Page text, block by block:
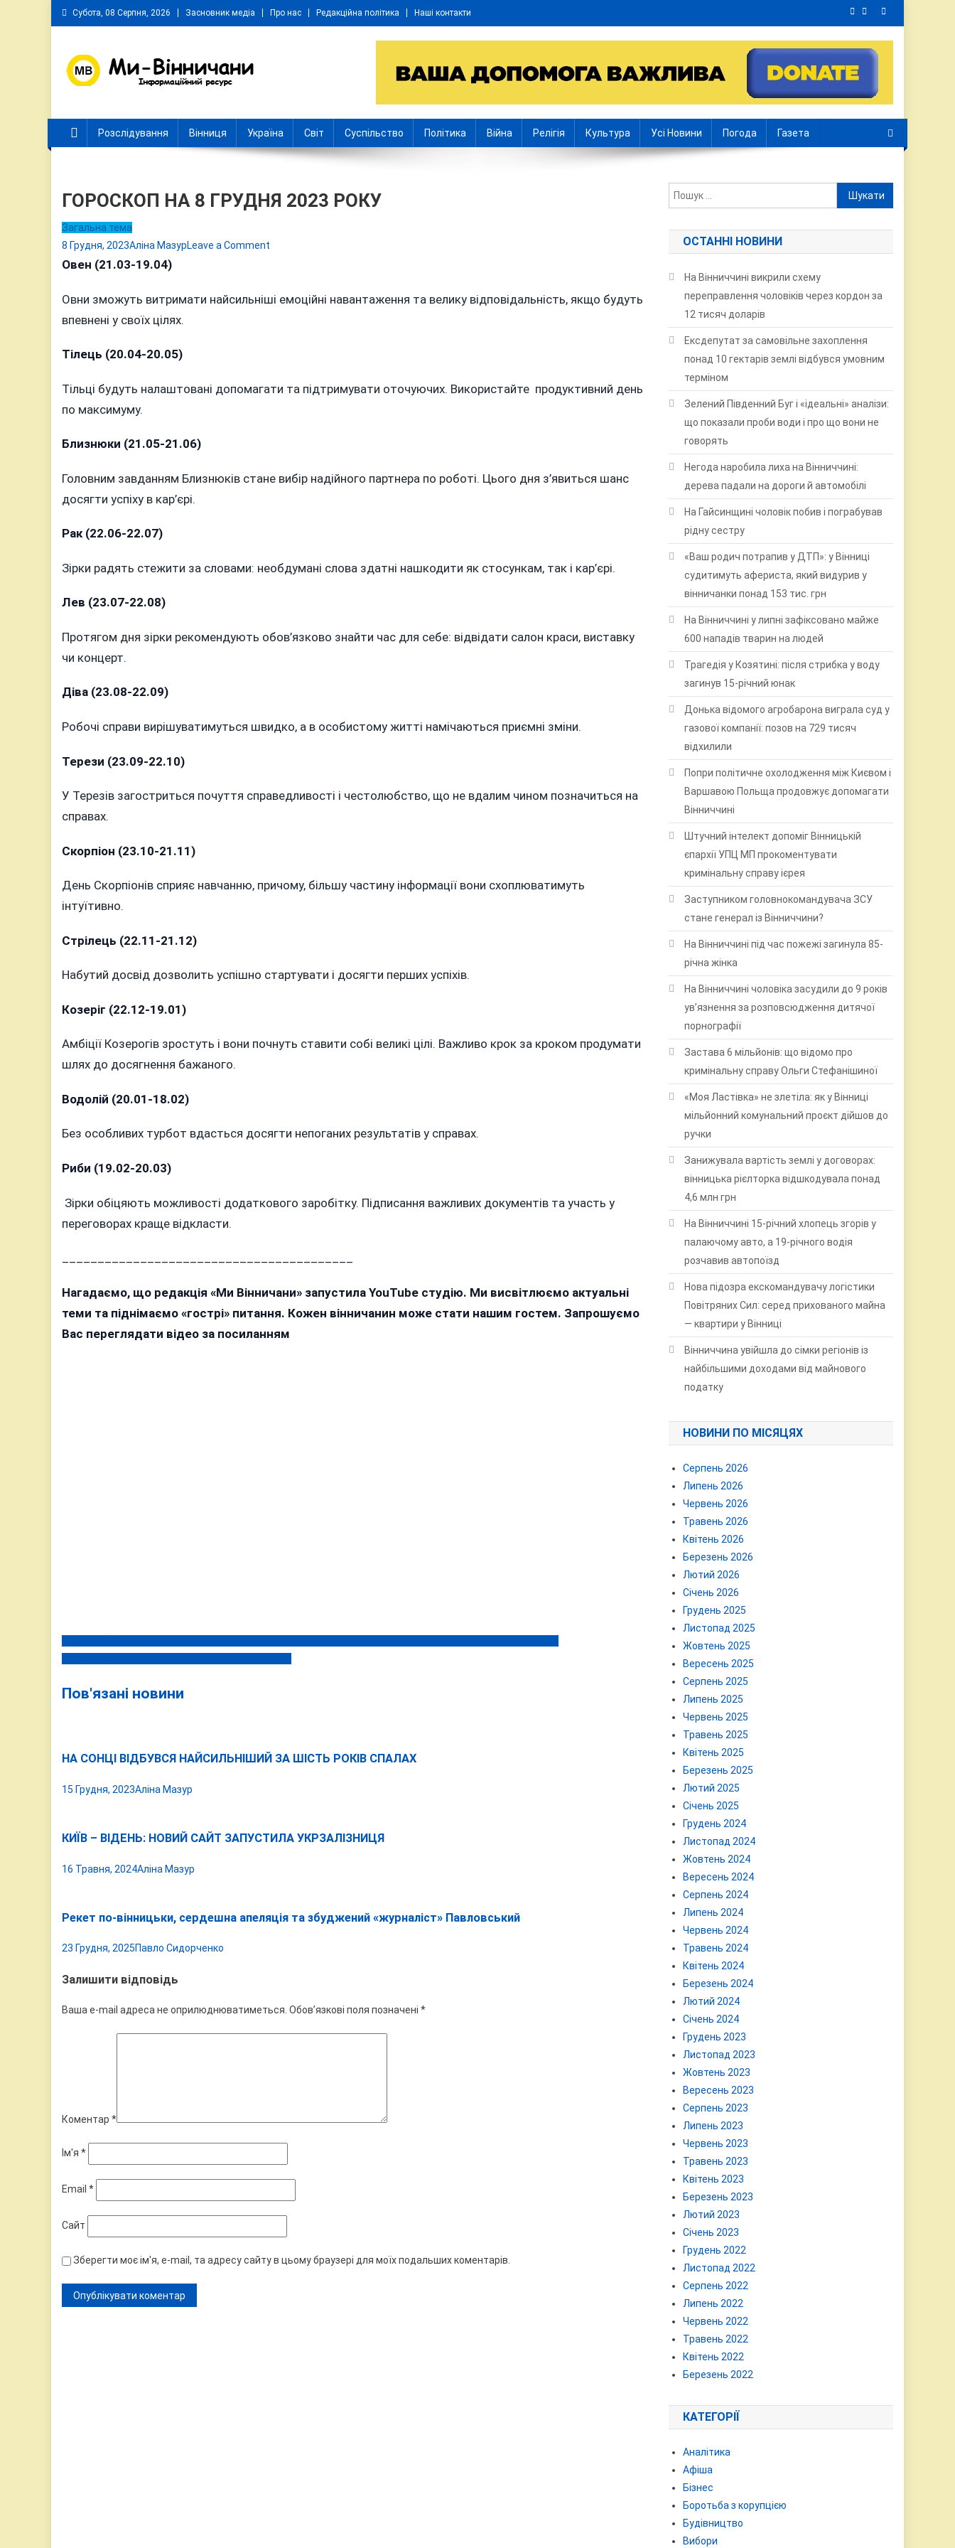
Skip
to
Субота, 08 Серпня, 2026 Засновник медіа Про нас Редакційна політика Наші контакти
Розслідування Вінниця Україна Світ Суспільство Політика Війна Релігія Культура Усі Новини Погода Газета
ГОРОСКОП НА 8 ГРУДНЯ 2023 РОКУ
Загальна тема
8 Грудня, 2023Аліна МазурLeave a Comment
8
Овен (21.03-19.04)
Овни зможуть витримати найсильніші емоційні навантаження та велику відповідальність, якщо будуть
впевнені у своїх цілях.
Тілець (20.04-20.05)
Тільці будуть налаштовані допомагати та підтримувати оточуючих. Використайте продуктивний день
по максимуму.
Близнюки (21.05-21.06)
Головним завданням Близнюків стане вибір надійного партнера по роботі. Цього дня з’явиться шанс
досягти успіху в кар’єрі.
Рак (22.06-22.07)
Зірки радять стежити за словами: необдумані слова здатні нашкодити як стосункам, так і кар’єрі.
Лев (23.07-22.08)
Протягом дня зірки рекомендують обов’язково знайти час для себе: відвідати салон краси, виставку
чи концерт.
Діва (23.08-22.09)
Робочі справи вирішуватимуться швидко, а в особистому житті намічаються приємні зміни.
Терези (23.09-22.10)
У Терезів загостриться почуття справедливості і честолюбство, що не вдалим чином позначиться на
справах.
Скорпіон (23.10-21.11)
День Скорпіонів сприяє навчанню, причому, більшу частину інформації вони схоплюватимуть
інтуїтивно.
Стрілець (22.11-21.12)
Набутий досвід дозволить успішно стартувати і досягти перших успіхів.
Козеріг (22.12-19.01)
Амбіції Козерогів зростуть і вони почнуть ставити собі великі цілі. Важливо крок за кроком продумати
шлях до досягнення бажаного.
Водолій (20.01-18.02)
Без особливих турбот вдасться досягти непоганих результатів у справах.
Риби (19.02-20.03)
Зірки обіцяють можливості додаткового заробітку. Підписання важливих документів та участь у
переговорах краще відкласти.
Нагадаємо, що редакція «Ми Вінничани» запустила YouTube студію. Ми висвітлюємо актуальні
теми та піднімаємо «гострі» питання. Кожен вінничанин може стати нашим гостем. Запрошуємо
Вас переглядати відео за посиланням
Навігація
Пов'язані новини
НА СОНЦІ ВІДБУВСЯ НАЙСИЛЬНІШИЙ ЗА ШІСТЬ РОКІВ СПАЛАХ
15 Грудня, 2023Аліна Мазур
КИЇВ – ВІДЕНЬ: НОВИЙ САЙТ ЗАПУСТИЛА УКРЗАЛІЗНИЦЯ
16 Травня, 2024Аліна Мазур
Рекет по-вінницьки, сердешна апеляція та збуджений «журналіст» Павловський
23 Грудня, 2025Павло Сидорченко
Залишити відповідь
Ваша e-mail адреса не оприлюднюватиметься. Обов’язкові поля позначені *
Коментар *
Ім'я *
Email *
Сайт
Зберегти моє ім'я, e-mail, та адресу сайту в цьому браузері для моїх подальших коментарів.
Пошук:
ОСТАННІ НОВИНИ
На Вінниччині викрили схему
переправлення чоловіків через кордон за
12 тисяч доларів
Ексдепутат за самовільне захоплення
понад 10 гектарів землі відбувся умовним
терміном
Зелений Південний Буг і «ідеальні» аналізи:
що показали проби води і про що вони не
говорять
Негода наробила лиха на Вінниччині:
дерева падали на дороги й автомобілі
На Гайсинщині чоловік побив і пограбував
рідну сестру
«Ваш родич потрапив у ДТП»: у Вінниці
судитимуть афериста, який видурив у
вінничанки понад 153 тис. грн
На Вінниччині у липні зафіксовано майже
600 нападів тварин на людей
Трагедія у Козятині: після стрибка у воду
загинув 15-річний юнак
Донька відомого агробарона виграла суд у
газової компанії: позов на 729 тисяч
відхилили
Попри політичне охолодження між Києвом і
Варшавою Польща продовжує допомагати
Вінниччині
Штучний інтелект допоміг Вінницькій
єпархії УПЦ МП прокоментувати
кримінальну справу ієрея
Заступником головнокомандувача ЗСУ
стане генерал із Вінниччини?
На Вінниччині під час пожежі загинула 85-
річна жінка
На Вінниччині чоловіка засудили до 9 років
ув’язнення за розповсюдження дитячої
порнографії
Застава 6 мільйонів: що відомо про
кримінальну справу Ольги Стефанішиної
«Моя Ластівка» не злетіла: як у Вінниці
мільйонний комунальний проєкт дійшов до
ручки
Занижувала вартість землі у договорах:
вінницька рієлторка відшкодувала понад
4,6 млн грн
На Вінниччині 15-річний хлопець згорів у
палаючому авто, а 19-річного водія
розчавив автопоїзд
Нова підозра екскомандувачу логістики
Повітряних Сил: серед прихованого майна
— квартири у Вінниці
Вінниччина увійшла до сімки регіонів із
найбільшими доходами від майнового
податку
НОВИНИ ПО МІСЯЦЯХ
Серпень 2026
Липень 2026
Червень 2026
Травень 2026
Квітень 2026
Березень 2026
Лютий 2026
Січень 2026
Грудень 2025
Листопад 2025
Жовтень 2025
Вересень 2025
Серпень 2025
Липень 2025
Червень 2025
Травень 2025
Квітень 2025
Березень 2025
Лютий 2025
Січень 2025
Грудень 2024
Листопад 2024
Жовтень 2024
Вересень 2024
Серпень 2024
Липень 2024
Червень 2024
Травень 2024
Квітень 2024
Березень 2024
Лютий 2024
Січень 2024
Грудень 2023
Листопад 2023
Жовтень 2023
Вересень 2023
Серпень 2023
Липень 2023
Червень 2023
Травень 2023
Квітень 2023
Березень 2023
Лютий 2023
Січень 2023
Грудень 2022
Листопад 2022
Серпень 2022
Липень 2022
Червень 2022
Травень 2022
Квітень 2022
Березень 2022
КАТЕГОРІЇ
Аналітика
Афіша
Бізнес
Боротьба з корупцією
Будівництво
Вибори